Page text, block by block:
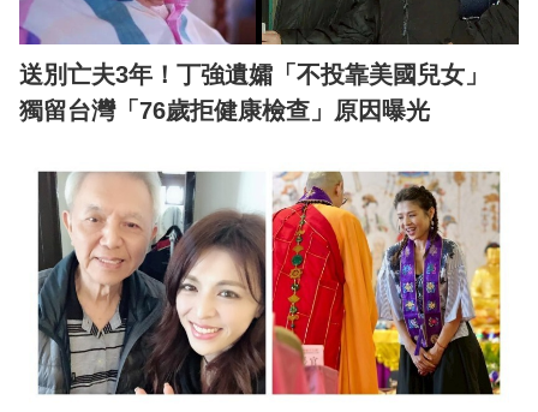
送別亡夫3年！丁強遺孀「不投靠美國兒女」
獨留台灣「76歲拒健康檢查」原因曝光